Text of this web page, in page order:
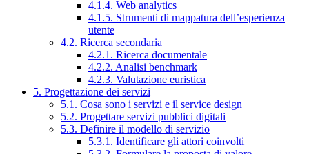
4.1.4. Web analytics
4.1.5. Strumenti di mappatura dell’esperienza
utente
4.2. Ricerca secondaria
4.2.1. Ricerca documentale
4.2.2. Analisi benchmark
4.2.3. Valutazione euristica
5. Progettazione dei servizi
5.1. Cosa sono i servizi e il service design
5.2. Progettare servizi pubblici digitali
5.3. Definire il modello di servizio
5.3.1. Identificare gli attori coinvolti